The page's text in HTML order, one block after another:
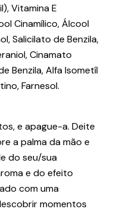
Vitamina E
Cinamílico, Álcool
Salicilato de Benzila,
Cinamato
Benzila, Alfa Isometíl
Farnesol.
e apague-a. Deite
a palma da mão e
do seu/sua
e do efeito
com uma
momentos